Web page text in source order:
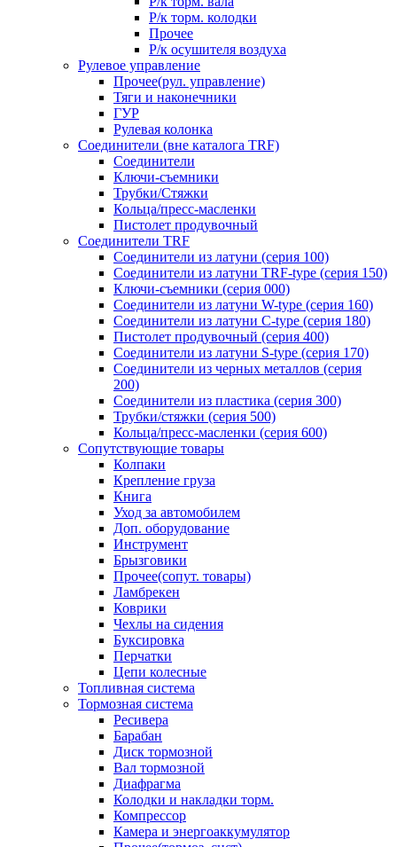
Р/к торм. колодки
Прочее
Р/к осушителя воздуха
Рулевое управление
Прочее(рул. управление)
Тяги и наконечники
ГУР
Рулевая колонка
Соединители (вне каталога TRF)
Соединители
Ключи-cъемники
Трубки/Стяжки
Кольца/пресс-масленки
Пистолет продувочный
Соединители TRF
Соединители из латуни (серия 100)
Соединители из латуни TRF-type (серия 150)
Ключи-съемники (серия 000)
Соединители из латуни W-type (серия 160)
Соединители из латуни С-type (серия 180)
Пистолет продувочный (серия 400)
Соединители из латуни S-type (серия 170)
Соединители из черных металлов (серия
200)
Соединители из пластика (серия 300)
Трубки/стяжки (серия 500)
Кольца/пресс-масленки (серия 600)
Сопутствующие товары
Колпаки
Крепление груза
Книга
Уход за автомобилем
Доп. оборудование
Инструмент
Брызговики
Прочее(сопут. товары)
Ламбрекен
Коврики
Чехлы на сидения
Буксировка
Перчатки
Цепи колесные
Топливная система
Тормозная система
Ресивера
Барабан
Диск тормозной
Вал тормозной
Диафрагма
Колодки и накладки торм.
Компрессор
Камера и энергоаккумулятор